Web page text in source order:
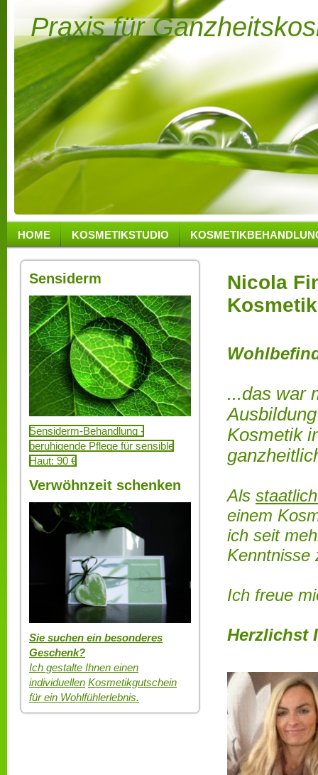
Praxis für
HOME KOSMETIKSTUDIO
Sensiderm
Sensiderm-Behandlung -
beruhigende Pflege für sensible
Haut: 90 €
Verwöhnzeit schenken
Sie suchen ein besonderes
Geschenk?
Ich gestalte Ihnen einen
individuellen Kosmetikgutschein
für ein Wohlfühlerlebnis.
Nicola
...das war
Kosmetik
Als
einem
ich seit
Kenntnisse
Ich freue
Herzlichst